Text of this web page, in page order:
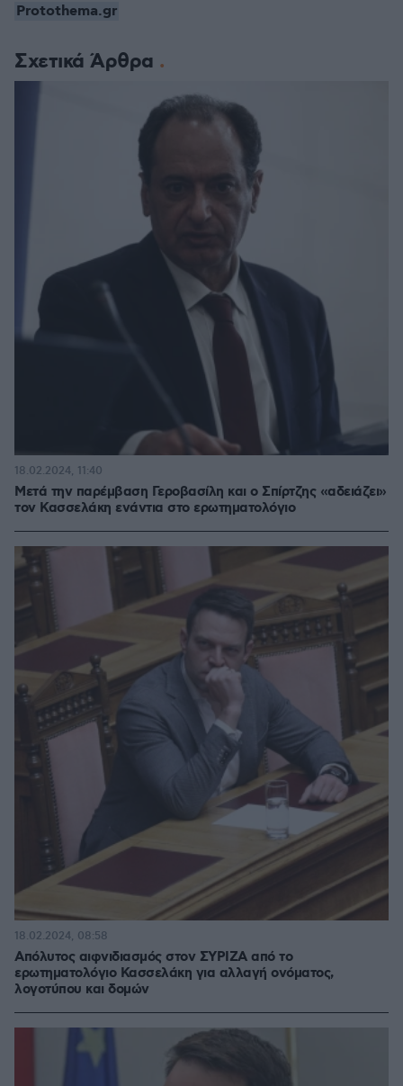
Σχετικά Άρθρα
Μετά την παρέμβαση Γεροβασίλη και ο Σπίρτζης «αδειάζει»
τον Κασσελάκη ενάντια στο ερωτηματολόγιο
18.02.2024, 11:40
Απόλυτος αιφνιδιασμός στον ΣΥΡΙΖΑ από το
ερωτηματολόγιο Κασσελάκη για αλλαγή ονόματος,
λογοτύπου και δομών
18.02.2024, 08:58
Protothema.gr